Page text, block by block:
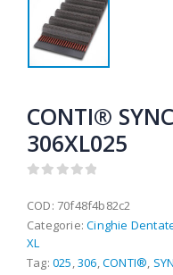
CONTI®
306XL025
COD: 70f48f4b82c2
Categorie:Cinghie
XL
Tag: 025 ,306 ,CONTI®